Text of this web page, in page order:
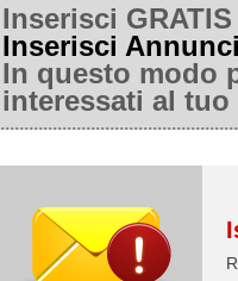
Inserisci
Inserisci
In questo modo
interessati al